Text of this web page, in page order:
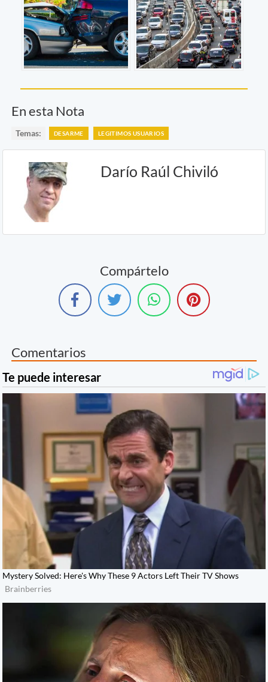
En esta Nota
Temas: DESARME LEGITIMOS USUARIOS
Darío Raúl Chiviló
Compártelo
Comentarios